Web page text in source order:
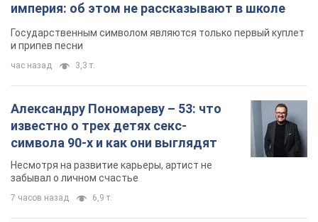
империя: об этом не рассказывают в школе
Государственным символом являются только первый куплет
и припев песни
час назад 3,3 т.
Александру Пономареву – 53: что
известно о трех детях секс-
символа 90-х и как они выглядят
Несмотря на развитие карьеры, артист не
забывал о личном счастье
7 часов назад 6,9 т.